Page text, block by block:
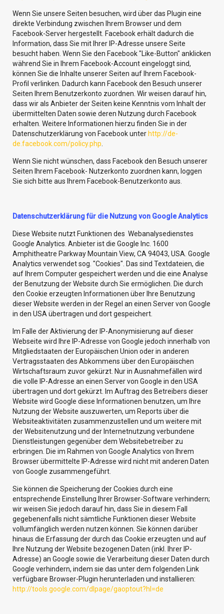
Wenn Sie unsere Seiten besuchen, wird über das Plugin eine
direkte Verbindung zwischen Ihrem Browser und dem
Facebook-Server hergestellt. Facebook erhält dadurch die
Information, dass Sie mit Ihrer IP-Adresse unsere Seite
besucht haben. Wenn Sie den Facebook "Like-Button" anklicken
während Sie in Ihrem Facebook-Account eingeloggt sind,
können Sie die Inhalte unserer Seiten auf Ihrem Facebook-
Profil verlinken. Dadurch kann Facebook den Besuch unserer
Seiten Ihrem Benutzerkonto zuordnen. Wir weisen darauf hin,
dass wir als Anbieter der Seiten keine Kenntnis vom Inhalt der
übermittelten Daten sowie deren Nutzung durch Facebook
erhalten. Weitere Informationen hierzu finden Sie in der
Datenschutzerklärung von Facebook unter http://de-
de.facebook.com/policy.php
Wenn Sie nicht wünschen, dass Facebook den Besuch unserer
Seiten Ihrem Facebook- Nutzerkonto zuordnen kann, loggen
Sie sich bitte aus Ihrem Facebook-Benutzerkonto aus.
Datenschutzerklärung für die Nutzung von Google Analytics
Diese Website nutzt Funktionen des Webanalysedienstes
Google Analytics. Anbieter ist die Google Inc. 1600
Amphitheatre Parkway Mountain View, CA 94043, USA. Google
Analytics verwendet sog. "Cookies". Das sind Textdateien, die
auf Ihrem Computer gespeichert werden und die eine Analyse
der Benutzung der Website durch Sie ermöglichen. Die durch
den Cookie erzeugten Informationen über Ihre Benutzung
dieser Website werden in der Regel an einen Server von Google
in den USA übertragen und dort gespeichert.
Im Falle der Aktivierung der IP-Anonymisierung auf dieser
Webseite wird Ihre IP-Adresse von Google jedoch innerhalb von
Mitgliedstaaten der Europäischen Union oder in anderen
Vertragsstaaten des Abkommens über den Europäischen
Wirtschaftsraum zuvor gekürzt. Nur in Ausnahmefällen wird
die volle IP-Adresse an einen Server von Google in den USA
übertragen und dort gekürzt. Im Auftrag des Betreibers dieser
Website wird Google diese Informationen benutzen, um Ihre
Nutzung der Website auszuwerten, um Reports über die
Websiteaktivitäten zusammenzustellen und um weitere mit
der Websitenutzung und der Internetnutzung verbundene
Dienstleistungen gegenüber dem Websitebetreiber zu
erbringen. Die im Rahmen von Google Analytics von Ihrem
Browser übermittelte IP-Adresse wird nicht mit anderen Daten
von Google zusammengeführt.
Sie können die Speicherung der Cookies durch eine
entsprechende Einstellung Ihrer Browser-Software verhindern;
wir weisen Sie jedoch darauf hin, dass Sie in diesem Fall
gegebenenfalls nicht sämtliche Funktionen dieser Website
vollumfänglich werden nutzen können. Sie können darüber
hinaus die Erfassung der durch das Cookie erzeugten und auf
Ihre Nutzung der Website bezogenen Daten (inkl. Ihrer IP-
Adresse) an Google sowie die Verarbeitung dieser Daten durch
Google verhindern, indem sie das unter dem folgenden Link
verfügbare Browser-Plugin herunterladen und installieren:
http://tools.google.com/dlpage/gaoptout?hl=de